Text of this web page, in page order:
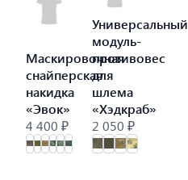
Маскировочная
снайперская
накидка
«Эвок»
4 400 ₽
Универсальный
модуль-
противовес
для
шлема
«Хэдкраб»
2 050 ₽